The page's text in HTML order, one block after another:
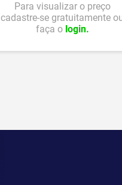
Para visualizar o preço
cadastre-se gratuitamente
faça o login.